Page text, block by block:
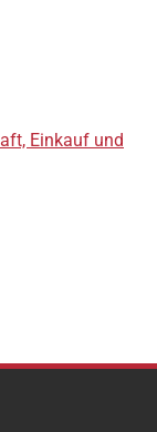
Einkauf und